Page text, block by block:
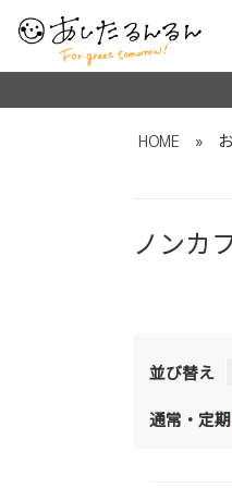
HOME »
ノンカ
並び替え
通常・定期